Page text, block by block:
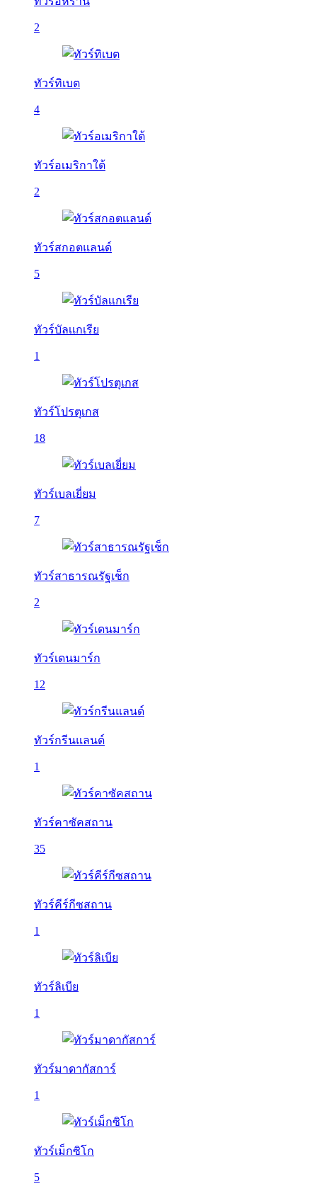
2
ทัวร์ทิเบต
4
ทัวร์อเมริกาใต้
2
ทัวร์สกอตแลนด์
5
ทัวร์บัลเเกเรีย
1
ทัวร์โปรตุเกส
18
ทัวร์เบลเยี่ยม
7
ทัวร์สาธารณรัฐเช็ก
2
ทัวร์เดนมาร์ก
12
ทัวร์กรีนแลนด์
1
ทัวร์คาซัคสถาน
35
ทัวร์คีร์กีซสถาน
1
ทัวร์ลิเบีย
1
ทัวร์มาดากัสการ์
1
ทัวร์เม็กซิโก
5